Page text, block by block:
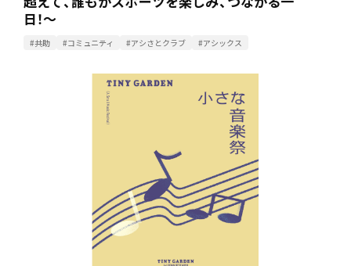
日！〜
#共助 #コミュニティ #アシさとクラブ #アシックス